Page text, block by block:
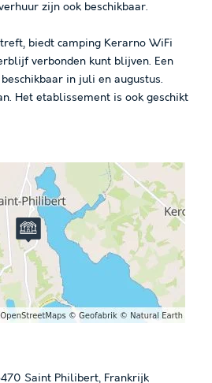
zijn ook beschikbaar.
biedt camping Kerarno WiFi
verbonden kunt blijven. Een
in juli en augustus.
Het etablissement is ook geschikt
Saint Philibert, Frankrijk